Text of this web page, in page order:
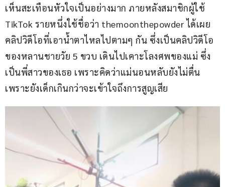
เห็นสะเทือนหัวใจเป็นอย่างมาก ภายหลังสมาชิกผู้ใช้
TikTok รายหนึ่งใช้ชื่อว่า themoonthepowder ได้เผย
คลิปวิดีโอที่เอาน้ำตาไหลไปตามๆ กัน ซึ่งเป็นคลิปวิดีโอ
ของหลานชายวัย 5 ขวบ เดินไปเคาะโลงศพของแม่ ซึ่ง
เป็นพี่สาวของเธอ เพราะคิดว่าแม่นอนหลับยังไม่ตื่น
เพราะยังเด็กเกินกว่าจะเข้าใจถึงการสูญเสีย